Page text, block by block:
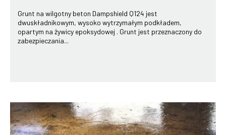
Grunt na wilgotny beton Dampshield Q124 jest
dwuskładnikowym, wysoko wytrzymałym podkładem,
opartym na żywicy epoksydowej . Grunt jest przeznaczony do
zabezpieczania...